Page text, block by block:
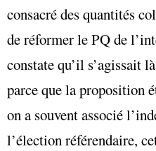
consacré des quantités
de réformer le PQ de
constate qu’il s’agissait
parce que la proposition
on a souvent associé
l’élection référendaire,